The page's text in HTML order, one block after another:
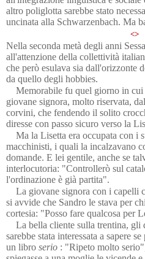
altro poliglotta sarebbe stato
uncinata alla Schwarzenbach. Ma
<>
Nella seconda metà degli anni
all'attenzione della collettività
che però esulava sia dall'orizzonte
da quello degli hobbies.
Memorabile fu quel giorno in cui
giovane signora, molto riservata,
corvini, che fendendo il solito
diresse con passo sicuro verso la
Ma la Lisetta era occupata con i
macchinisti, i quali la incalzavano
domande. E lei gentile, anche se
interlocutoria: "Controllerò sul
l'ordinazione è già partita".
La giovane signora con i capelli
si avvide che Sandro le stava per
cortesia: "Posso fare qualcosa per
La bella cliente sulla trentina, gli
sarebbe stata interessata a sapere
un libro serio : "Ripeto molto